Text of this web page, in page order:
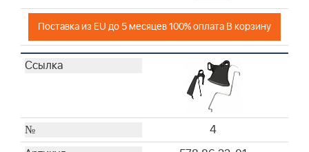
Поставка из EU до 5 месяцев 100% оплата В корзину
4